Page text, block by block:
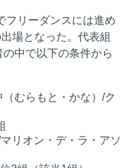
フリーダンスには進め
場となった。代表組
中で以下の条件から
むらもと・かな）/ク
リオン・デ・ラ・アソ